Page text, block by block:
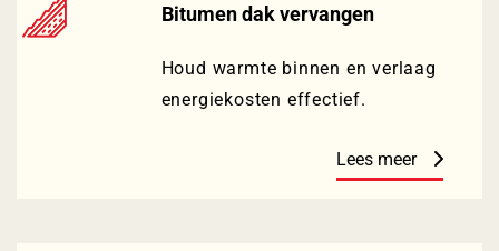
Bitumen dak vervangen
Houd warmte binnen en verlaag
energiekosten effectief.
Lees meer